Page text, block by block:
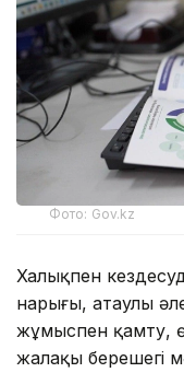
Фото: Gov.kz
Халықпен
нарығы, атаулы
жұмыспен қамту,
жалақы берешегі